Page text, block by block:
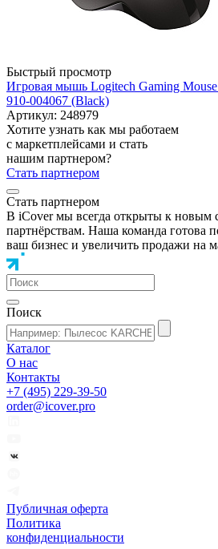
Быстрый просмотр
Игровая мышь Logitech Gaming
910-004067 (Black)
Артикул: 248979
Хотите узнать как мы работаем
с маркетплейсами и стать
нашим партнером?
Стать партнером
Стать партнером
В iCover мы всегда открыты к новым
партнёрствам. Наша команда готова
ваш бизнес и увеличить продажи на
Поиск
Каталог
О нас
Контакты
+7 (495) 229-39-50
order@icover.pro
Публичная оферта
Политика
конфиденциальности